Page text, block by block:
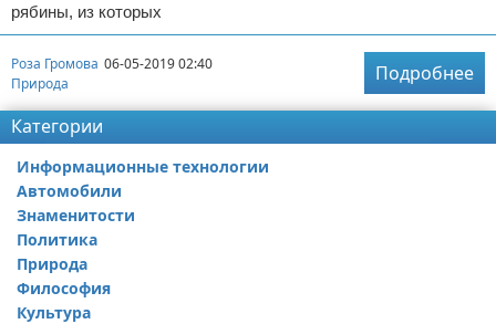
рябины, из которых
Роза Громова 06-05-2019 02:40
Природа
Подробнее
Категории
Информационные технологии
Автомобили
Знаменитости
Политика
Природа
Философия
Культура